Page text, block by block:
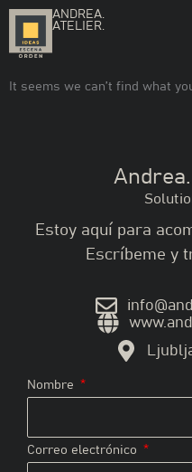
contenido
ANDREA.
ATELIER.
It seems we can’t find what
Estoy aquí para
Escríbeme y
@ofni
Nombre
Correo electrónico